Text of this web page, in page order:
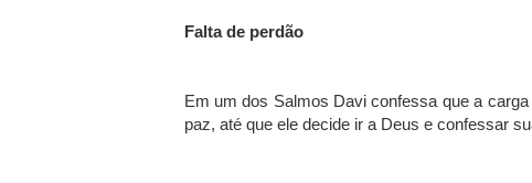
Falta de perdão
Em um dos Salmos Davi confessa que a
paz, até que ele decide ir a Deus e confessar